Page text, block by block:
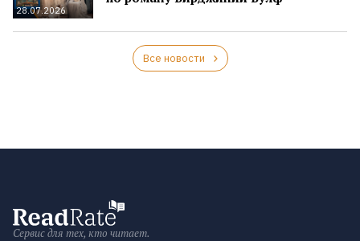
28.07.2026
Все новости
Сервис для тех, кто читает.